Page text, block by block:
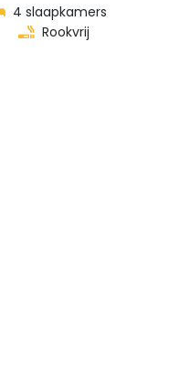
4 slaapkamers
Rookvrij